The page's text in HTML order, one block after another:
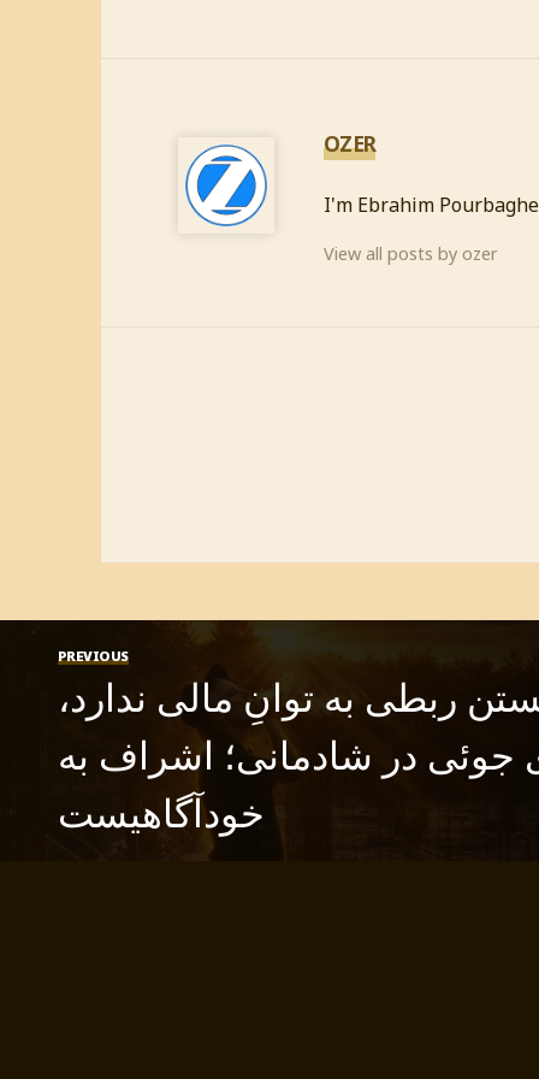
OZER
I'm Ebrahim
View all posts by ozer
PREVIOUS
ربطی به توانِ مالی ندارد،
جوئی در شادمانی؛ اشراف به
خودآگاهیست